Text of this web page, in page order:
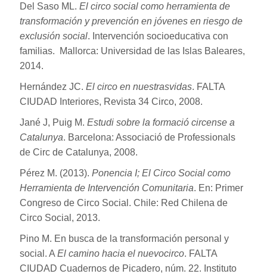
Del Saso ML.El circo social como herramienta de
transformación y prevención en jóvenes en riesgo de
exclusión social. Intervención socioeducativa con
familias. Mallorca: Universidad de las Islas Baleares,
2014.
Hernández JC.El circo en nuestrasvidas. FALTA
CIUDAD Interiores, Revista 34 Circo, 2008.
Jané J, Puig M.Estudi sobre la formació circense a
Catalunya. Barcelona: Associació de Professionals
de Circ de Catalunya, 2008.
Pérez M. (2013).Ponencia I; El Circo Social como
Herramienta de Intervención Comunitaria. En: Primer
Congreso de Circo Social. Chile: Red Chilena de
Circo Social, 2013.
Pino M. En busca de la transformación personal y
social. AEl camino hacia el nuevocirco. FALTA
CIUDAD Cuadernos de Picadero, núm. 22. Instituto